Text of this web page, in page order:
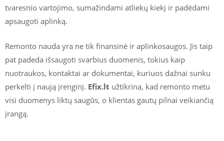
tvaresnio vartojimo, sumažindami atliekų kiekį ir padėdami
apsaugoti aplinką.
Remonto nauda yra ne tik finansinė ir aplinkosaugos. Jis taip
pat padeda išsaugoti svarbius duomenis, tokius kaip
nuotraukos, kontaktai ar dokumentai, kuriuos dažnai sunku
perkelti į naują įrenginį. Efix.lt užtikrina, kad remonto metu
visi duomenys liktų saugūs, o klientas gautų pilnai veikiančią
įrangą.